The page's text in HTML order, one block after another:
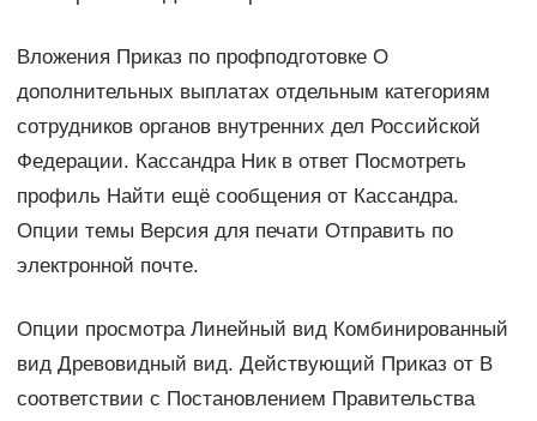
Вложения Приказ по профподготовке О
дополнительных выплатах отдельным категориям
сотрудников органов внутренних дел Российской
Федерации. Кассандра Ник в ответ Посмотреть
профиль Найти ещё сообщения от Кассандра.
Опции темы Версия для печати Отправить по
электронной почте.
Опции просмотра Линейный вид Комбинированный
вид Древовидный вид. Действующий Приказ от В
соответствии с Постановлением Правительства